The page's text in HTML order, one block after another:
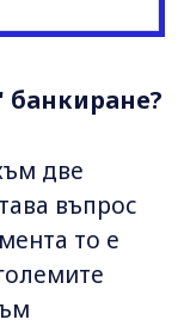
банкиране?
две
въпрос
то е